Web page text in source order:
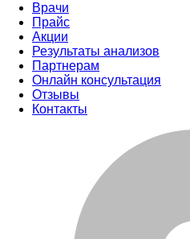
Врачи
Прайс
Акции
Результаты анализов
Партнерам
Онлайн консультация
Отзывы
Контакты